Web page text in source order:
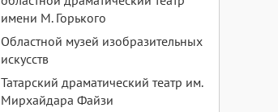
имени М. Горького
Областной музей изобразительных
искусств
Татарский драматический театр им.
Мирхайдара Файзи